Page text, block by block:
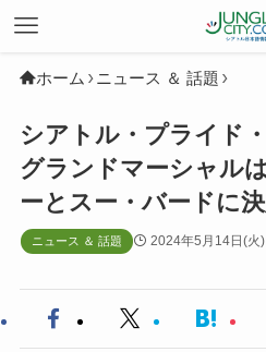
ホーム ニュース ＆ 話題
シアトル・プライド
グランドマーシャル
ーとスー・バードに
ニュース ＆ 話題 2024年5月14日(火)